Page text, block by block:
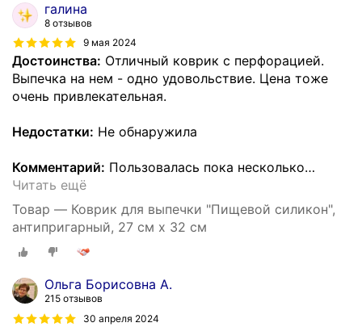
галина
8 отзывов
9 мая 2024
Достоинства: Отличный коврик с перфорацией.
Выпечка на нем - одно удовольствие. Цена тоже
очень привлекательная.
Недостатки: Не обнаружила
Комментарий: Пользовалась пока несколько…
Читать ещё
Товар — Коврик для выпечки "Пищевой силикон",
антипригарный, 27 см x 32 см
Ольга Борисовна А.
215 отзывов
30 апреля 2024